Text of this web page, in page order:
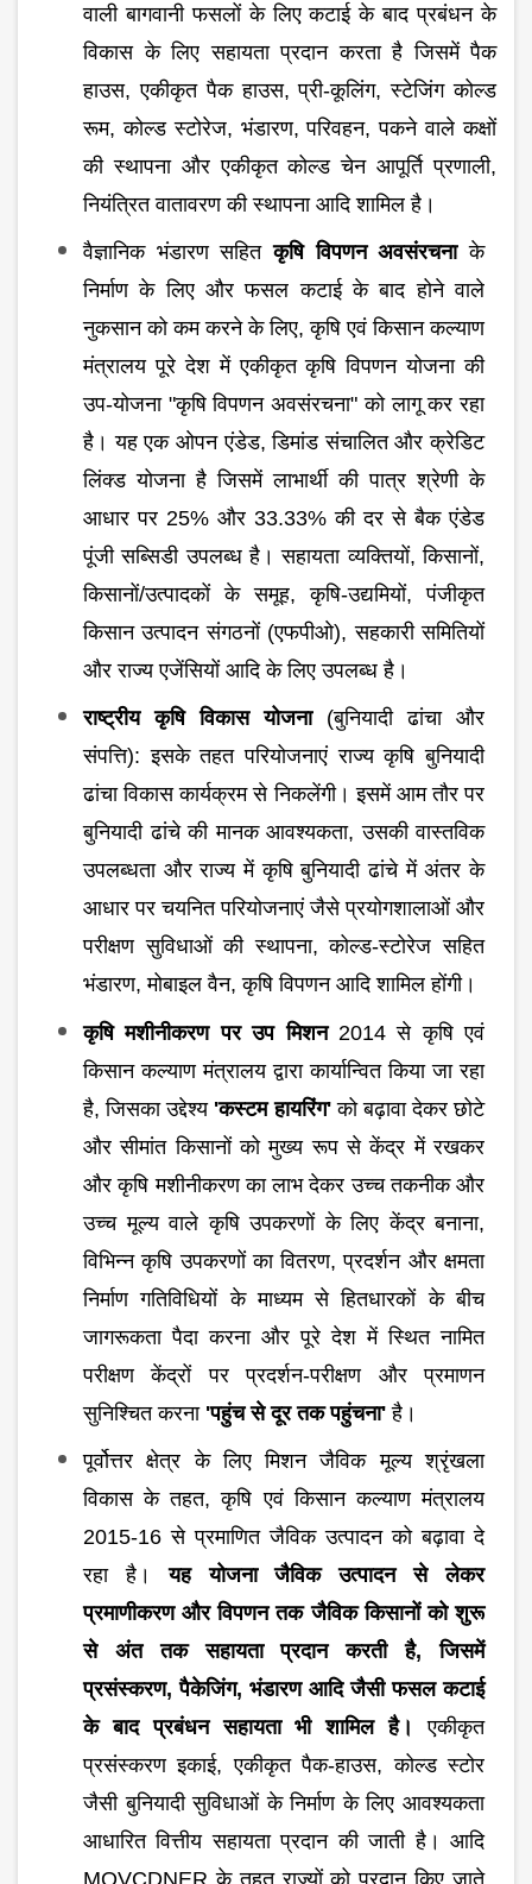
वाली बागवानी फसलों के लिए कटाई के बाद प्रबंधन के
विकास के लिए सहायता प्रदान करता है जिसमें पैक
हाउस, एकीकृत पैक हाउस, प्री-कूलिंग, स्टेजिंग कोल्ड
रूम, कोल्ड स्टोरेज, भंडारण, परिवहन, पकने वाले कक्षों
की स्थापना और एकीकृत कोल्ड चेन आपूर्ति प्रणाली,
नियंत्रित वातावरण की स्थापना आदि शामिल है।
वैज्ञानिक भंडारण सहितकृषि विपणन अवसंरचनाके
निर्माण के लिए और फसल कटाई के बाद होने वाले
नुकसान को कम करने के लिए, कृषि एवं किसान कल्याण
मंत्रालय पूरे देश में एकीकृत कृषि विपणन योजना की
उप-योजना "कृषि विपणन अवसंरचना" को लागू कर रहा
है। यह एक ओपन एंडेड, डिमांड संचालित और क्रेडिट
लिंक्ड योजना है जिसमें लाभार्थी की पात्र श्रेणी के
आधार पर 25% और 33.33% की दर से बैक एंडेड
पूंजी सब्सिडी उपलब्ध है। सहायता व्यक्तियों, किसानों,
किसानों/उत्पादकों के समूह, कृषि-उद्यमियों, पंजीकृत
किसान उत्पादन संगठनों (एफपीओ), सहकारी समितियों
और राज्य एजेंसियों आदि के लिए उपलब्ध है।
राष्ट्रीय कृषि विकास योजना
(बुनियादी ढांचा और
संपत्ति): इसके तहत परियोजनाएं राज्य कृषि बुनियादी
ढांचा विकास कार्यक्रम से निकलेंगी। इसमें आम तौर पर
बुनियादी ढांचे की मानक आवश्यकता, उसकी वास्तविक
उपलब्धता और राज्य में कृषि बुनियादी ढांचे में अंतर के
आधार पर चयनित परियोजनाएं जैसे प्रयोगशालाओं और
परीक्षण सुविधाओं की स्थापना, कोल्ड-स्टोरेज सहित
भंडारण, मोबाइल वैन, कृषि विपणन आदि शामिल होंगी।
कृषि मशीनीकरण पर उप मिशन2014 से कृषि एवं
किसान कल्याण मंत्रालय द्वारा कार्यान्वित किया जा रहा
है, जिसका उद्देश्य 'कस्टम हायरिंग'को बढ़ावा देकर छोटे
और सीमांत किसानों को मुख्य रूप से केंद्र में रखकर
और कृषि मशीनीकरण का लाभ देकर उच्च तकनीक और
उच्च मूल्य वाले कृषि उपकरणों के लिए केंद्र बनाना,
विभिन्न कृषि उपकरणों का वितरण, प्रदर्शन और क्षमता
निर्माण गतिविधियों के माध्यम से हितधारकों के बीच
जागरूकता पैदा करना और पूरे देश में स्थित नामित
परीक्षण केंद्रों पर प्रदर्शन-परीक्षण और प्रमाणन
सुनिश्चित करना 'पहुंच से दूर तक पहुंचना' है।
पूर्वोत्तर क्षेत्र के लिए मिशन जैविक मूल्य श्रृंखला
विकास के तहत, कृषि एवं किसान कल्याण मंत्रालय
2015-16 से प्रमाणित जैविक उत्पादन को बढ़ावा दे
रहा है।यह योजना जैविक उत्पादन से लेकर
प्रमाणीकरण और विपणन तक जैविक किसानों को शुरू
से अंत तक सहायता प्रदान करती है, जिसमें
प्रसंस्करण, पैकेजिंग, भंडारण आदि जैसी फसल कटाई
के बाद प्रबंधन सहायता भी शामिल है।
एकीकृत
प्रसंस्करण इकाई, एकीकृत पैक-हाउस, कोल्ड स्टोर
जैसी बुनियादी सुविधाओं के निर्माण के लिए आवश्यकता
आधारित वित्तीय सहायता प्रदान की जाती है। आदि